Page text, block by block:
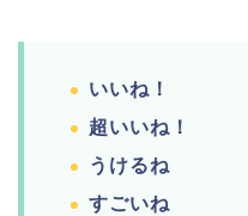
いいね！
超いいね！
うけるね
すごいね